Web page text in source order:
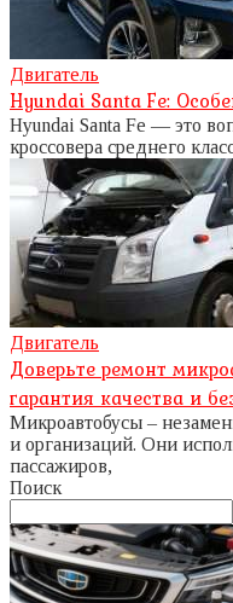
Двигатель
Hyundai Santa Fe:
Hyundai Santa Fe — это
кроссовера среднего
Двигатель
Доверьте ремонт
гарантия качества и
Микроавтобусы –
и организаций. Они
пассажиров,
Поиск